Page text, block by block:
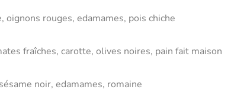
rouges, edamames, pois chiche
fraîches, carotte, olives noires, pain fait maison
noir, edamames, romaine